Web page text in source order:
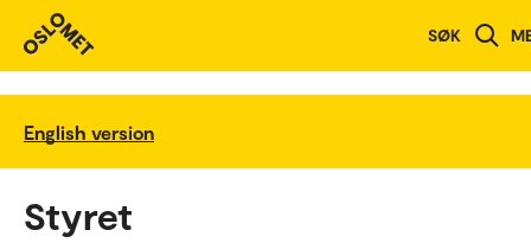
SØK
English version
Styret